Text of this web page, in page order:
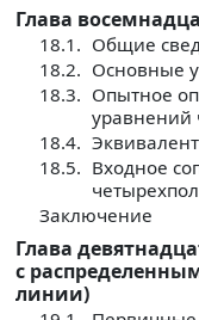
Глава
18.1. Общие
18.2. Основные
18.3. Опытное
уравнений
18.4.
18.5. Входное
Заключение
Глава
с
линии)